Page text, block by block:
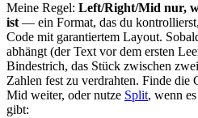
Meine Regel: Left/Right/Mid nur,
ist— ein Format, das du
Code mit garantiertem Layout.
abhängt (der Text vor dem ersten
Bindestrich, das Stück zwischen
Zahlen fest zu verdrahten. Finde die
Mid weiter, oder nutze Split, wenn
gibt: